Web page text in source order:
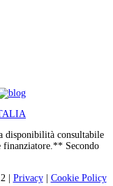
disponibilità consultabile
finanziatore.** Secondo
| Privacy| Cookie Policy